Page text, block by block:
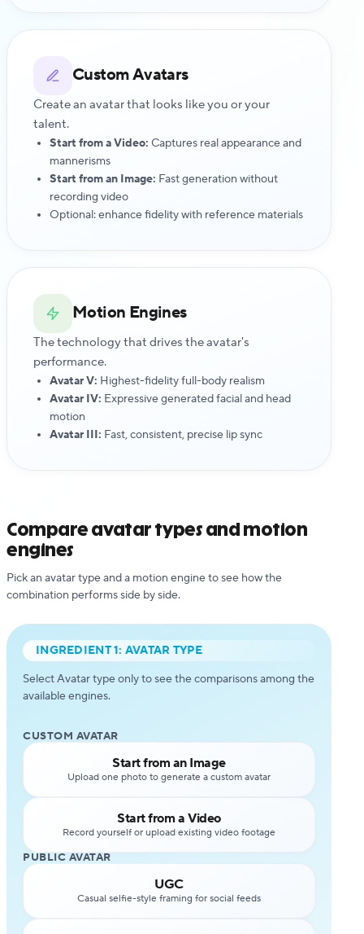
Custom Avatars
Create an avatar that looks like you or your
talent.
Start from a Video: Captures real appearance and
mannerisms
Start from an Image: Fast generation without
recording video
Optional: enhance fidelity with reference materials
Motion Engines
The technology that drives the avatar's
performance.
Avatar V: Highest-fidelity full-body realism
Avatar IV: Expressive generated facial and head
motion
Avatar III: Fast, consistent, precise lip sync
Compare avatar types and motion
engines
Pick an avatar type and a motion engine to see how the
combination performs side by side.
INGREDIENT 1: AVATAR TYPE
Select Avatar type only to see the comparisons among the
available engines.
CUSTOM AVATAR
Start from an Image
Upload one photo to generate a custom avatar
Start from a Video
Record yourself or upload existing video footage
PUBLIC AVATAR
UGC
Casual selfie-style framing for social feeds